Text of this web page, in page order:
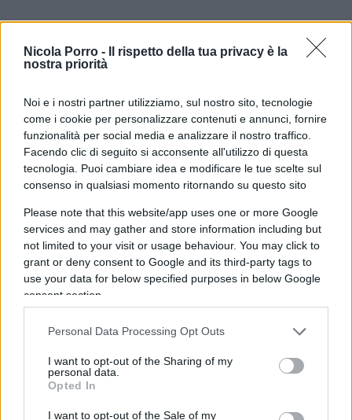
Nicola Porro -
Il rispetto della tua privacy è la
nostra priorità
Noi e i nostri partner utilizziamo, sul nostro sito, tecnologie
come i cookie per personalizzare contenuti e annunci, fornire
funzionalità per social media e analizzare il nostro traffico.
Facendo clic di seguito si acconsente all'utilizzo di questa
tecnologia. Puoi cambiare idea e modificare le tue scelte sul
consenso in qualsiasi momento ritornando su questo sito
Please note that this website/app uses one or more Google
services and may gather and store information including but
not limited to your visit or usage behaviour. You may click to
grant or deny consent to Google and its third-party tags to
use your data for below specified purposes in below Google
consent section.
Personal Data Processing Opt Outs
I want to opt-out of the Sharing of my
personal data.
Opted In
I want to opt-out of the Sale of my
09:50Roberto Burioniviene bacchettato dai suoi
datori di lavoro, che gli dicono di farsi un giro in
ospedale prima di spararle grosse. Ora come la
mettiamo, non viene criticato da un no vax caro
professorone?
13:15 Ilvaccinonon sarà come quello della polio,
che ha efficacia totale, dice Remuzzi, ma è
un’ottima notizia.
13:50 IlFatto Quotidianose la prende con Toti
senza mascherina. Ma basta!
parla al giornale, ma non con
i colleghi europei che, secondoRepubblica, non
hanno voluto l’Italia al vertice antiterrorismo.